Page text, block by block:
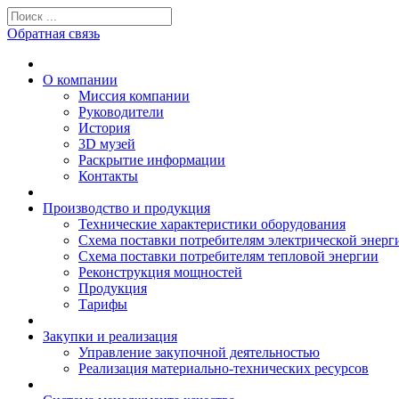
Обратная связь
О компании
Миссия компании
Руководители
История
3D музей
Раскрытие информации
Контакты
Производство и продукция
Технические характеристики оборудования
Схема поставки потребителям электрической
Схема поставки потребителям тепловой энергии
Реконструкция мощностей
Продукция
Тарифы
Закупки и реализация
Управление закупочной деятельностью
Реализация материально-технических ресурсов